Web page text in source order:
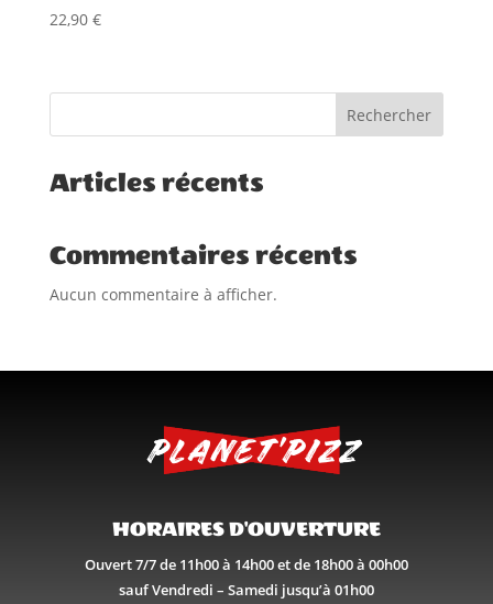
22,90 €
Rechercher
Articles récents
Commentaires récents
Aucun commentaire à afficher.
HORAIRES D'OUVERTURE
Ouvert 7/7 de 11h00 à 14h00 et de 18h00 à 00h00
sauf Vendredi – Samedi jusqu’à 01h00